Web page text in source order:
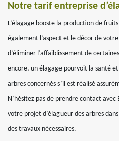
Notre tarif entreprise
L’élagage booste la production de
également l’aspect et le décor de
d’éliminer l’affaiblissement de
encore, un élagage pourvoit la santé
arbres concernés s’il est réalisé
N’hésitez pas de prendre contact
votre projet d’élagueur des arbres
des travaux nécessaires.